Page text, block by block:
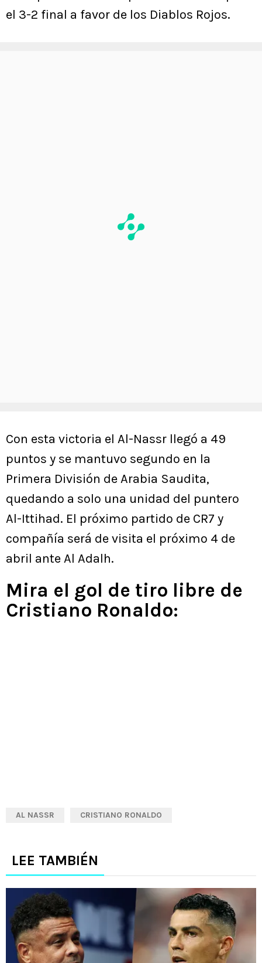
el 3-2 final a favor de los Diablos Rojos.
Con esta victoria el Al-Nassr llegó a 49
puntos y se mantuvo segundo en la
Primera División de Arabia Saudita,
quedando a solo una unidad del puntero
Al-Ittihad. El próximo partido de CR7 y
compañía será de visita el próximo 4 de
abril ante Al Adalh.
Mira el gol de tiro libre de
Cristiano Ronaldo:
AL NASSR CRISTIANO RONALDO
LEE TAMBIÉN